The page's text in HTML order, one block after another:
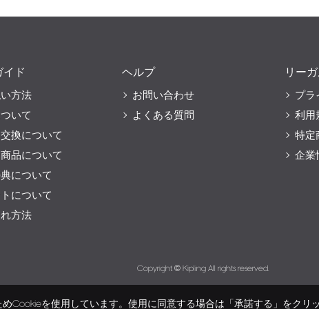
イド
方法
いて
換について
品について
について
について
方法
ヘルプ
お問い合わせ
よくある質問
リー
プラ
利用
特定
企業
Copyright © Kipling All rights reserved.
Cookieを使用しています。使用に同意する場合は「承諾する」をクリ